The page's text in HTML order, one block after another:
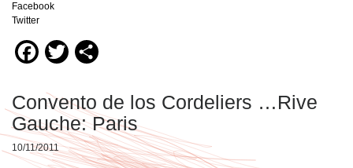
Facebook
Twitter
Facebook
Twitter
Convento de los Cordeliers …Rive
Gauche: Paris
10/11/2011